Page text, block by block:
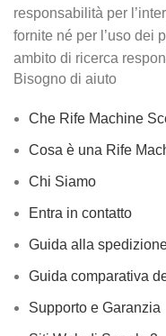
responsabilità per
fornite né per l’uso dei
ambito di ricerca
Bisogno di aiuto
Che Rife Machine
Cosa è una Rife
Chi Siamo
Entra in contatto
Guida alla
Guida comparativa
Supporto e Garanzia